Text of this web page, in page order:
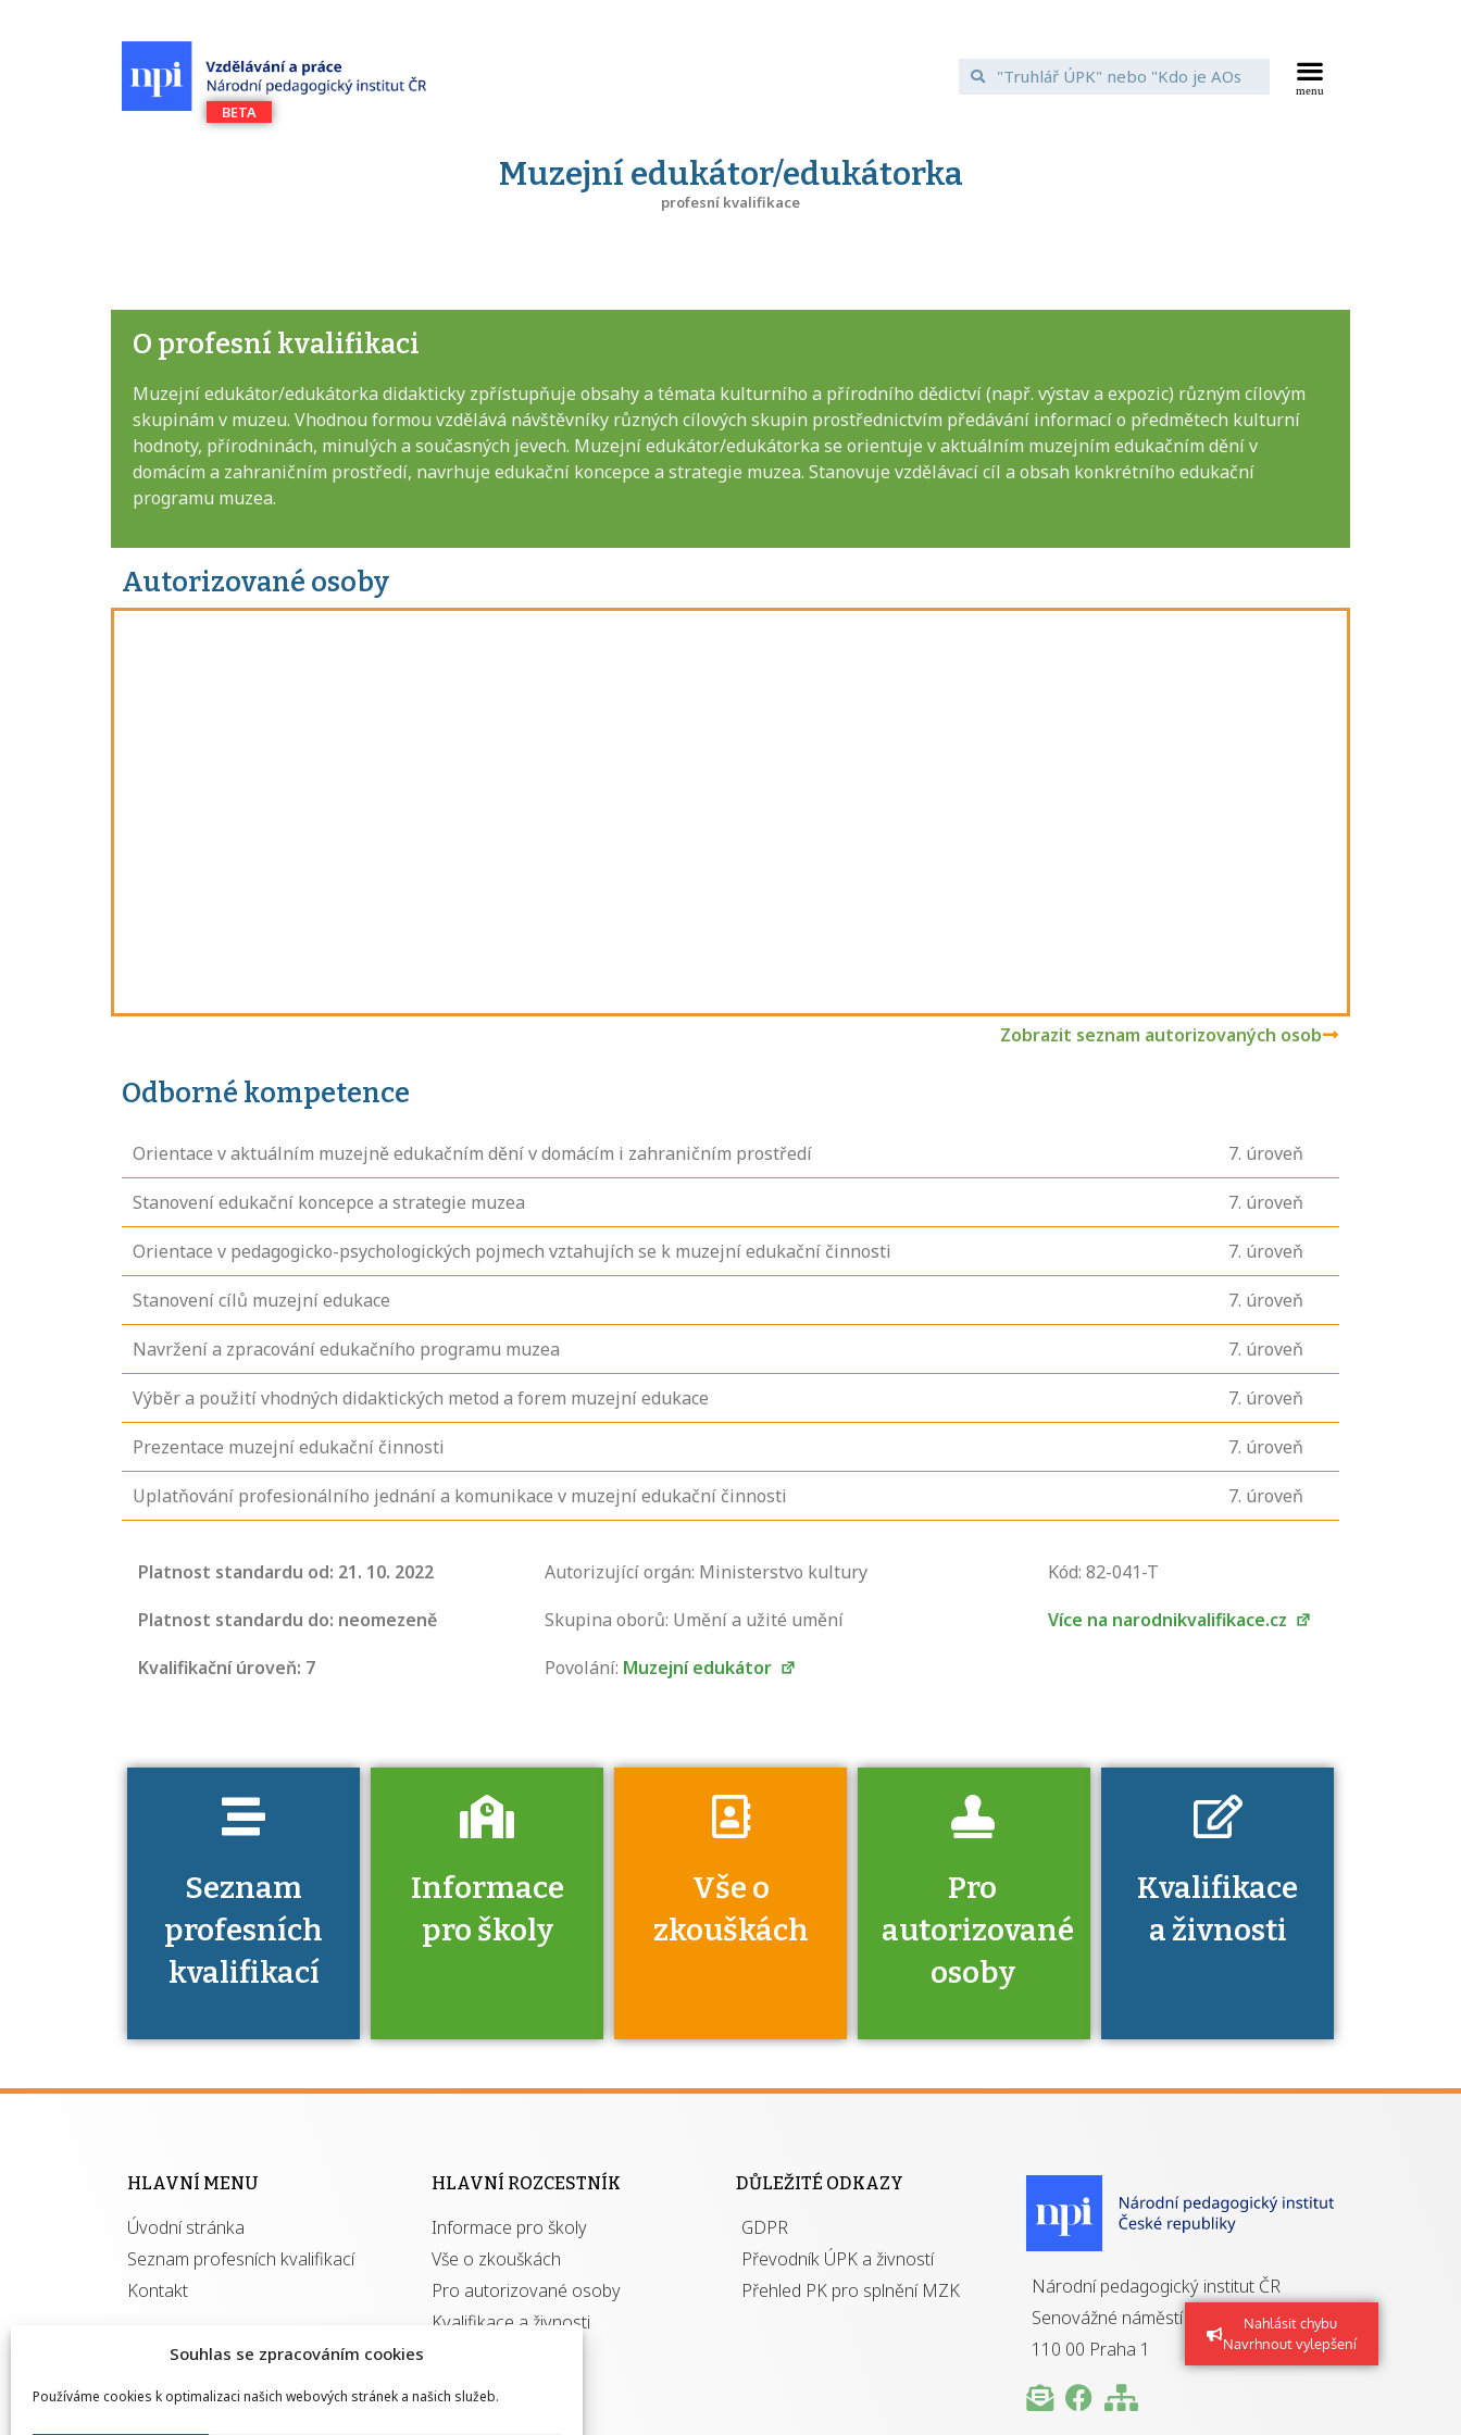
Souhlas se zpracováním cookies
Používáme cookies k optimalizaci našich webových stránek a našich služeb.
Nahlásit chybu
Navrhnout vylepšení
Muzejní edukátor/edukátorka
profesní kvalifikace
O profesní kvalifikaci
Muzejní edukátor/edukátorka didakticky zpřístupňuje obsahy a témata kulturního a přírodního dědictví (např. výstav a expozic) různým cílovým
skupinám v muzeu. Vhodnou formou vzdělává návštěvníky různých cílových skupin prostřednictvím předávání informací o předmětech kulturní
hodnoty, přírodninách, minulých a současných jevech. Muzejní edukátor/edukátorka se orientuje v aktuálním muzejním edukačním dění v
domácím a zahraničním prostředí, navrhuje edukační koncepce a strategie muzea. Stanovuje vzdělávací cíl a obsah konkrétního edukační
programu muzea.
Autorizované osoby
Zobrazit seznam autorizovaných osob
Odborné kompetence
Orientace v aktuálním muzejně edukačním dění v domácím i zahraničním prostředí 7. úroveň
Stanovení edukační koncepce a strategie muzea 7. úroveň
Orientace v pedagogicko-psychologických pojmech vztahujích se k muzejní edukační činnosti 7. úroveň
Stanovení cílů muzejní edukace 7. úroveň
Navržení a zpracování edukačního programu muzea 7. úroveň
Výběr a použití vhodných didaktických metod a forem muzejní edukace 7. úroveň
Prezentace muzejní edukační činnosti 7. úroveň
Uplatňování profesionálního jednání a komunikace v muzejní edukační činnosti 7. úroveň
Platnost standardu od: 21. 10. 2022
Platnost standardu do: neomezeně
Kvalifikační úroveň: 7
Autorizující orgán: Ministerstvo kultury
Skupina oborů: Umění a užité umění
Povolání: Muzejní edukátor
Kód: 82-041-T
Více na narodnikvalifikace.cz
Seznam
profesních
kvalifikací
seznam
kvalifikací. Víte,
musíte pro danou
Informace
pro školy
Víte, že jako škola
kvalifikací jisté
získávání
autorizací?
Vše o
zkouškách
Zjistěte, jak se
zkoušce a kde
o tom, kdo vás
Pro
autorizované
osoby
výhody má získání
Kvalifikace
a živnosti
U řady živností je
Pro které toto
HLAVNÍ MENU
Úvodní stránka
Seznam profesních kvalifikací
Kontakt
HLAVNÍ ROZCESTNÍK
Informace pro školy
Vše o zkouškách
Pro autorizované osoby
Kvalifikace a živnosti
DŮLEŽITÉ ODKAZY
GDPR
Převodník ÚPK a živností
Přehled PK pro splnění MZK
Národní pedagogický institut ČR
Senovážné náměstí 25
110 00 Praha 1